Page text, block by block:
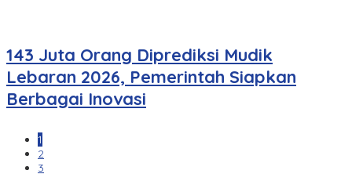
143 Juta Orang Diprediksi Mudik
Lebaran 2026, Pemerintah Siapkan
Berbagai Inovasi
1
2
3